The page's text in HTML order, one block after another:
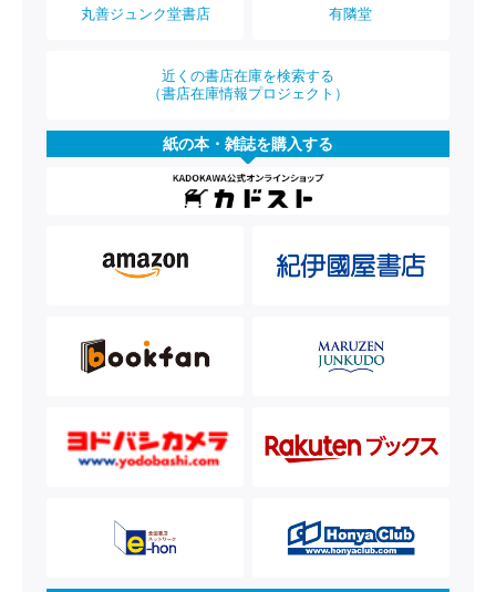
丸善ジュンク堂書店 有隣堂
近くの書店在庫を検索する
（書店在庫情報プロジェクト）
紙の本・雑誌を購入する